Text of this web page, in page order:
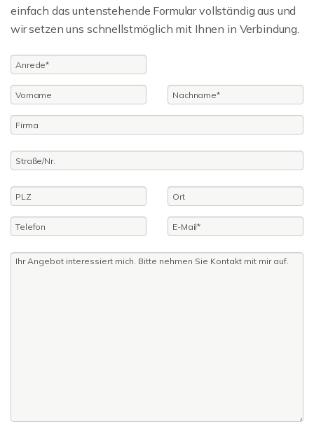
einfach das untenstehende Formular vollständig aus und
wir setzen uns schnellstmöglich mit Ihnen in Verbindung.